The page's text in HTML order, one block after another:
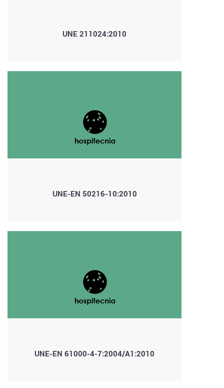
UNE 211024:2010
UNE-EN 50216-10:2010
UNE-EN 61000-4-7:2004/A1:2010